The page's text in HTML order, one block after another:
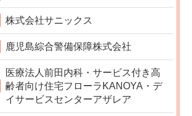
株式会社サニックス
鹿児島綜合警備保障株式会社
医療法人前田内科・サービス付き高
齢者向け住宅フローラKANOYA・デ
イサービスセンターアザレア